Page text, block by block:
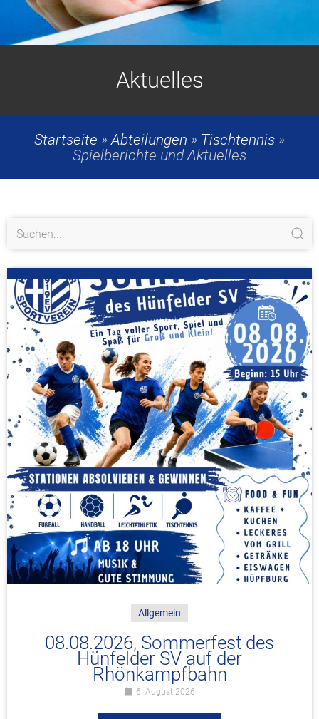
Aktuelles
Startseite »Abteilungen » Tischtennis »
Spielberichte und Aktuelles
Allgemein
08.08.2026, Sommerfest des
Hünfelder SV auf der
Rhönkampfbahn
6. August 2026